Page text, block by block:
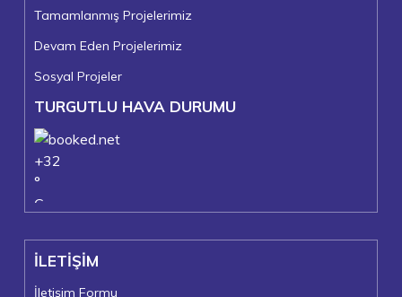
Tamamlanmış Projelerimiz
Devam Eden Projelerimiz
Sosyal Projeler
TURGUTLU HAVA DURUMU
+32
°
C
+21°
Turgutlu
Cuma, 07
İLETİŞİM
İletişim Formu